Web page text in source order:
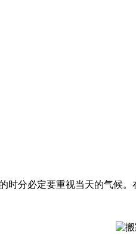
时分必定要重视当天的气候